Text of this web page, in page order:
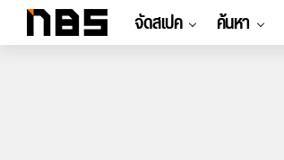
จัดสเปค ค้นหา